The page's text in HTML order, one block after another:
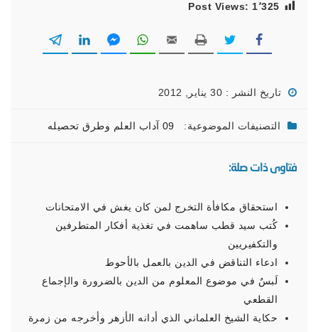
Post Views: 1٬325
تاريخ النشر : 30 يناير, 2012
التصنيفات الموضوعية: 09 آداب العلم وطرق تحصيله
فتاوى ذات صلة:
استحقاق مكافأة التخرج لمن كان يغش في الامتحانات
كُتب سيد قطب ساهمت في تغذية أفكار المتطرفين
والتكفيريين
ادعاء التناقض في الدين بالعمل بالأحوط
لَبسٌ في موضوع المعلوم من الدين بالضرورة والإجماع
القطعي
حكاية الشيخ العلماني الذي أدانه الأزهر وأخرجه من زمرة